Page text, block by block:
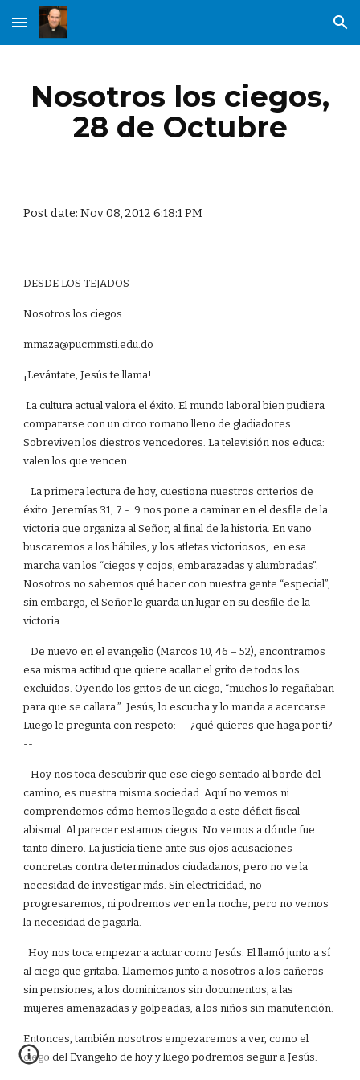
Skip to main content Skip to navigation
Nosotros los ciegos,
28 de Octubre
Post date: Nov 08, 2012 6:18:1 PM
DESDE LOS TEJADOS
Nosotros los ciegos
mmaza@pucmmsti.edu.do
¡Levántate, Jesús te llama!
La cultura actual valora el éxito. El mundo laboral bien pudiera
compararse con un circo romano lleno de gladiadores.
Sobreviven los diestros vencedores. La televisión nos educa:
valen los que vencen.
La primera lectura de hoy, cuestiona nuestros criterios de
éxito. Jeremías 31, 7 - 9 nos pone a caminar en el desfile de la
victoria que organiza al Señor, al final de la historia. En vano
buscaremos a los hábiles, y los atletas victoriosos, en esa
marcha van los “ciegos y cojos, embarazadas y alumbradas”.
Nosotros no sabemos qué hacer con nuestra gente “especial”,
sin embargo, el Señor le guarda un lugar en su desfile de la
victoria.
De nuevo en el evangelio (Marcos 10, 46 – 52), encontramos
esa misma actitud que quiere acallar el grito de todos los
excluidos. Oyendo los gritos de un ciego, “muchos lo regañaban
para que se callara.” Jesús, lo escucha y lo manda a acercarse.
Luego le pregunta con respeto: -- ¿qué quieres que haga por ti?
--.
Hoy nos toca descubrir que ese ciego sentado al borde del
camino, es nuestra misma sociedad. Aquí no vemos ni
comprendemos cómo hemos llegado a este déficit fiscal
abismal. Al parecer estamos ciegos. No vemos a dónde fue
tanto dinero. La justicia tiene ante sus ojos acusaciones
concretas contra determinados ciudadanos, pero no ve la
necesidad de investigar más. Sin electricidad, no
progresaremos, ni podremos ver en la noche, pero no vemos
la necesidad de pagarla.
Hoy nos toca empezar a actuar como Jesús. El llamó junto a sí
al ciego que gritaba. Llamemos junto a nosotros a los cañeros
sin pensiones, a los dominicanos sin documentos, a las
mujeres amenazadas y golpeadas, a los niños sin manutención.
Entonces, también nosotros empezaremos a ver, como el
ciego del Evangelio de hoy y luego podremos seguir a Jesús.